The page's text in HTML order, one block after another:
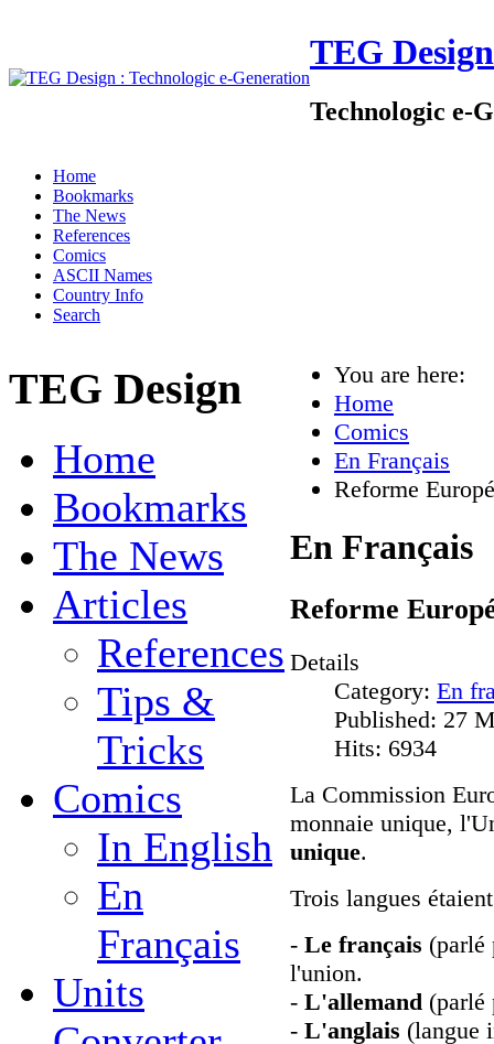
TEG Design
Technologic e-
Home
Bookmarks
The News
References
Comics
ASCII Names
Country Info
Search
TEG Design
Home
Bookmarks
The News
Articles
References
Tips &
Tricks
Comics
In English
En
Français
Units
You are here:
Home
Comics
En Français
Reforme
En Français
Reforme
Details
Category: En
Published: 27
Hits: 6934
La Commission
monnaie unique,
unique.
Trois langues
- Le français (parlé
l'union.
- L'allemand (parlé
- L'anglais (langue